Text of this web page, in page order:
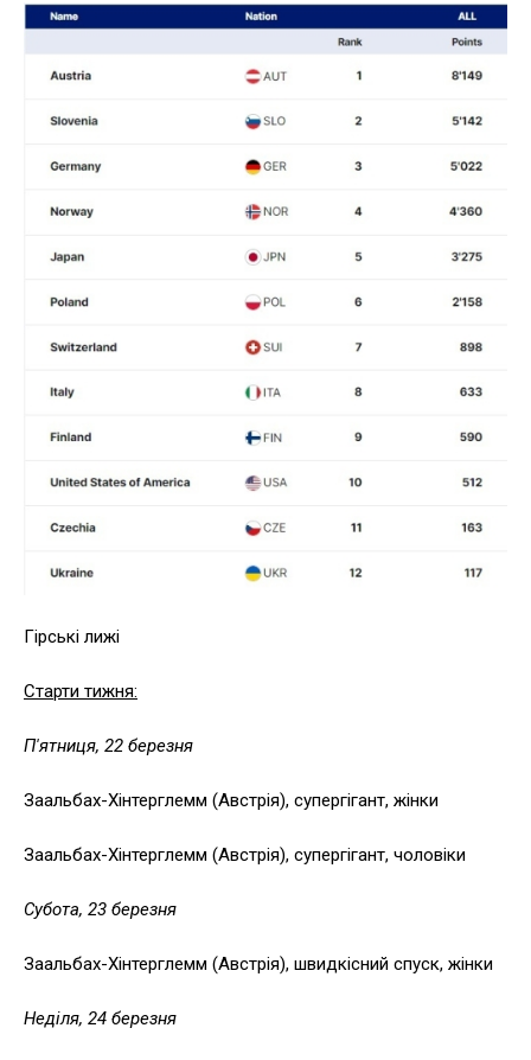
Гірські лижі
Старти тижня:
П'ятниця, 22 березня
Заальбах-Хінтерглемм (Австрія), супергігант, жінки
Заальбах-Хінтерглемм (Австрія), супергігант, чоловіки
Субота, 23 березня
Заальбах-Хінтерглемм (Австрія), швидкісний спуск, жінки
Неділя, 24 березня